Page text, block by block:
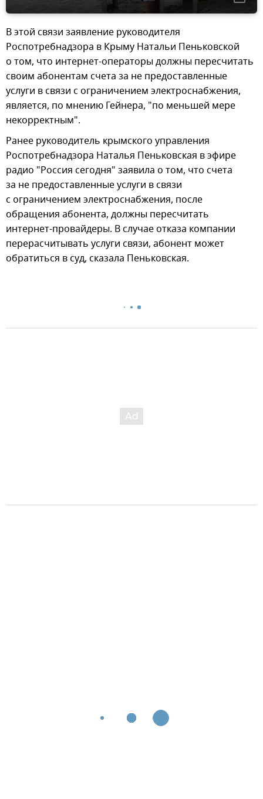
В этой связи заявление руководителя
Роспотребнадзора в Крыму Натальи Пеньковской
о том, что интернет-операторы должны пересчитать
своим абонентам счета за не предоставленные
услуги в связи с ограничением электроснабжения,
является, по мнению Гейнера, "по меньшей мере
некорректным".
Ранее руководитель крымского управления
Роспотребнадзора Наталья Пеньковская в эфире
радио "Россия сегодня" заявила о том, что счета
за не предоставленные услуги в связи
с ограничением электроснабжения, после
обращения абонента, должны пересчитать
интернет-провайдеры. В случае отказа компании
перерасчитывать услуги связи, абонент может
обратиться в суд, сказала Пеньковская.